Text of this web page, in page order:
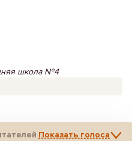
школа №4
Показать голоса